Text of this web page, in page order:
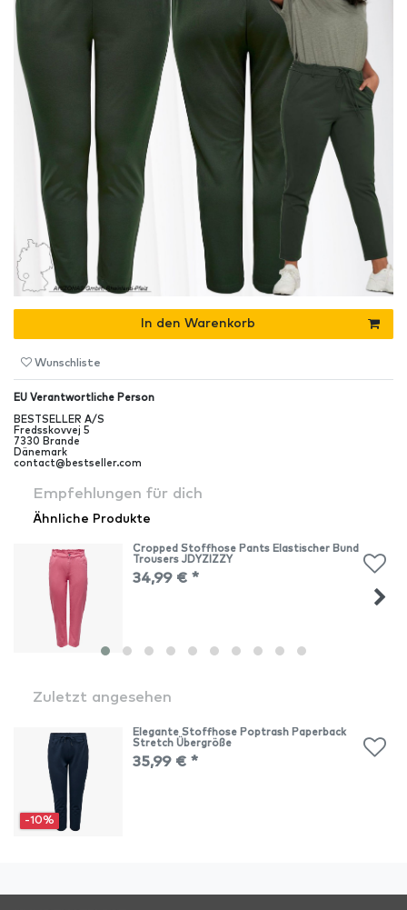
In den Warenkorb
Wunschliste
EU Verantwortliche Person
BESTSELLER A/S
Fredsskovvej 5
7330 Brande
Dänemark
contact@bestseller.com
Empfehlungen für dich
Ähnliche Produkte
Cropped Stoffhose Pants Elastischer Bund
Trousers JDYZIZZY
34,99 € *
Zuletzt angesehen
-10%
Elegante Stoffhose Poptrash Paperback
Stretch Übergröße
35,99 € *